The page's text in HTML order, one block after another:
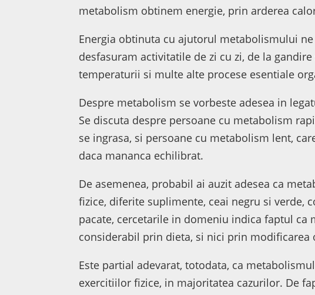
metabolism obtinem energie, prin arderea
Energia obtinuta cu ajutorul metabolismului
desfasuram activitatile de zi cu zi, de la
temperaturii si multe alte procese esentiale
Despre metabolism se vorbeste adesea in
Se discuta despre persoane cu metabolism
se ingrasa, si persoane cu metabolism lent,
daca mananca echilibrat.
De asemenea, probabil ai auzit adesea ca
fizice, diferite suplimente, ceai negru si verde,
pacate, cercetarile in domeniu indica faptul
considerabil prin dieta, si nici prin modificarea
Este partial adevarat, totodata, ca
exercitiilor fizice, in majoritatea cazurilor. De